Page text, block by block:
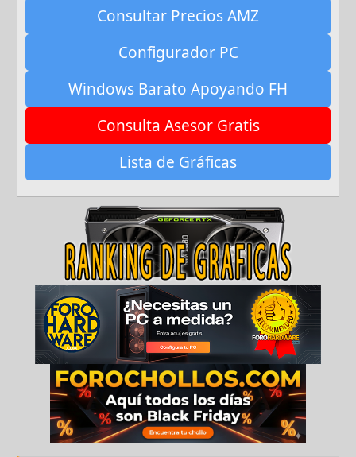
Consultar Precios AMZ
Configurador PC
Windows Barato Apoyando FH
Consulta Asesor Gratis
Lista de Gráficas